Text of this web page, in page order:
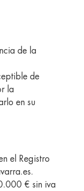
de la
de
la
en su
el Registro
€ sin iva